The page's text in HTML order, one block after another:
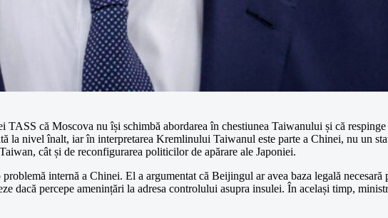
că Moscova nu își schimbă abordarea în chestiunea Taiwanului și că
la nivel înalt, iar în interpretarea Kremlinului Taiwanul este parte a Chinei, nu un
cât și de reconfigurarea politicilor de apărare ale Japoniei.
internă a Chinei. El a argumentat că Beijingul ar avea baza legală necesară
dacă percepe amenințări la adresa controlului asupra insulei. În același timp,